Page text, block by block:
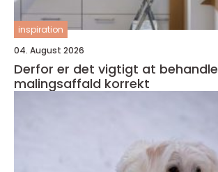
inspiration
04. August 2026
Derfor er det vigtigt at behandle
malingsaffald korrekt